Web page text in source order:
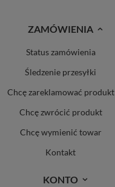
ZAMÓWIENIA
Status zamówienia
Śledzenie przesyłki
Chcę zareklamować produkt
Chcę zwrócić produkt
Chcę wymienić towar
Kontakt
KONTO